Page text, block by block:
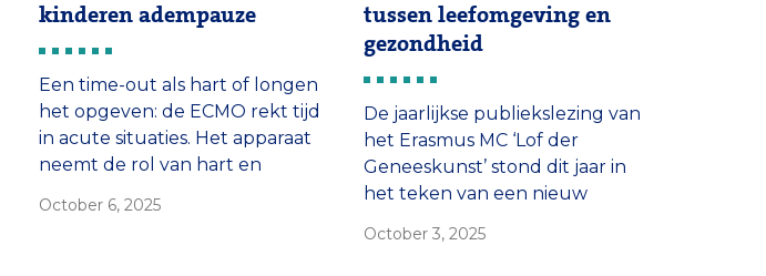
kinderen adempauze
Een time-out als hart of longen
het opgeven: de ECMO rekt tijd
in acute situaties. Het apparaat
neemt de rol van hart en
patiënt daarmee tijd om te
October 6, 2025
tussen leefomgeving en
gezondheid
De jaarlijkse publiekslezing van
het Erasmus MC ‘Lof der
Geneeskunst’ stond dit jaar in
het teken van een nieuw
Health. Sprekers Marjolein van
October 3, 2025